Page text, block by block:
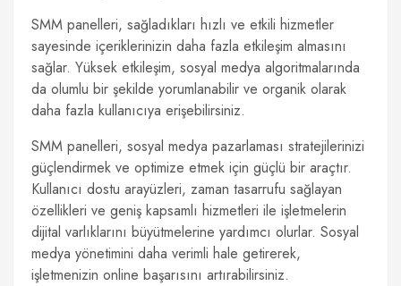
SMM panelleri, sağladıkları hızlı ve etkili hizmetler
sayesinde içeriklerinizin daha fazla etkileşim almasını
sağlar. Yüksek etkileşim, sosyal medya algoritmalarında
da olumlu bir şekilde yorumlanabilir ve organik olarak
daha fazla kullanıcıya erişebilirsiniz.
SMM panelleri, sosyal medya pazarlaması stratejilerinizi
güçlendirmek ve optimize etmek için güçlü bir araçtır.
Kullanıcı dostu arayüzleri, zaman tasarrufu sağlayan
özellikleri ve geniş kapsamlı hizmetleri ile işletmelerin
dijital varlıklarını büyütmelerine yardımcı olurlar. Sosyal
medya yönetimini daha verimli hale getirerek,
işletmenizin online başarısını artırabilirsiniz.